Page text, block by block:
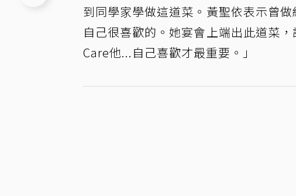
到同學家學做這道菜。黃聖依表示曾
自己很喜歡的。她宴會上端出此道菜
Care他...自己喜歡才最重要。」